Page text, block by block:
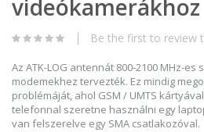
videókamerákhoz
Be the first to review
Az ATK-LOG antennát 800-2100 MHz-es
modemekhez tervezték. Ez mindig
problémáját, ahol GSM / UMTS
telefonnal szeretne használni egy
van felszerelve egy SMA csatlakozóval.